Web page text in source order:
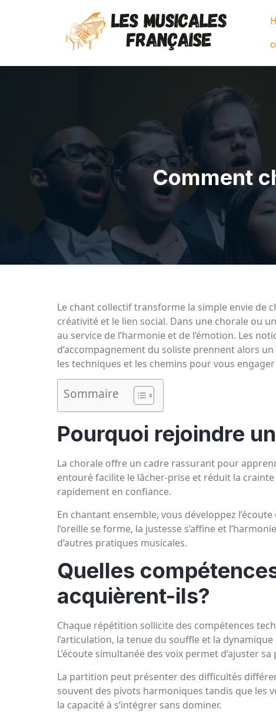
Comment
Le chant collectif transforme la simple envie de
créativité et le lien social. Dans une chorale ou
au service de l’harmonie et de l’émotion. Les
d’accompagnement du soliste prennent alors
les techniques et les chemins pour vous
Sommaire
Pourquoi rejoindre
La chorale offre un cadre rassurant pour
entouré facilite le lâcher-prise et réduit la
rapidement en confiance.
En chantant ensemble, vous développez
l’oreille se forme, la justesse s’affine et
d’autres pratiques musicales.
Quelles
acquièrent-ils?
Chaque répétition sollicite des compétences
l’articulation, la tenue du souffle et la
L’écoute simultanée des voix permet d’ajuster
La partition peut présenter des difficultés
souvent des pivots harmoniques tandis que les
la capacité à s’intégrer sans dominer.